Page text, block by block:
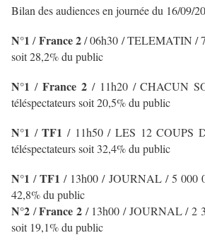
Bilan des audiences en journée du 16/09/
N°1 /France 2/ 06h30 / TELEMATIN /
soit 28,2% du public
N°1 / France 2 / 11h20 / CHACUN
téléspectateurs soit 20,5% du public
N°1 /TF1 / 11h50 / LES 12 COUPS
téléspectateurs soit 32,4% du public
N°1 /TF1 / 13h00 / JOURNAL / 5 000
42,8% du public
N°2 /France 2 / 13h00 / JOURNAL / 2
soit 19,1% du public